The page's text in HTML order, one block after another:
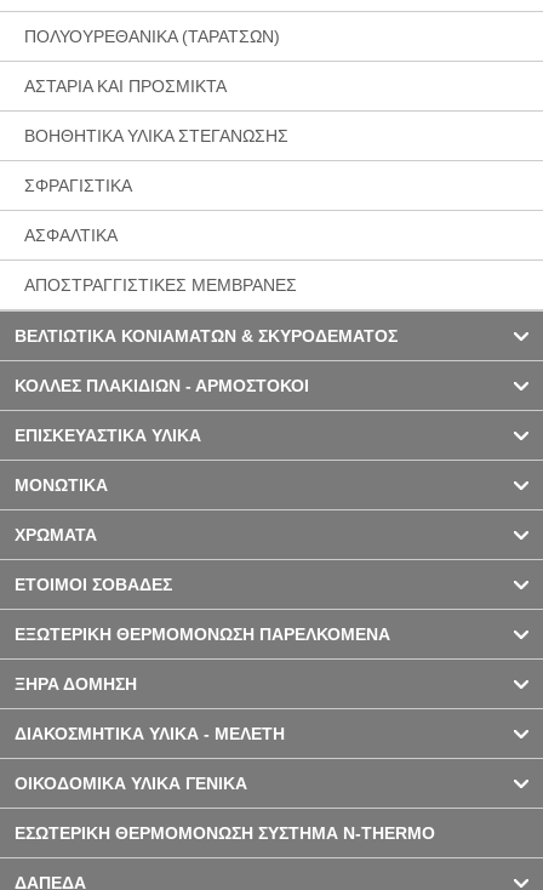
ΠΟΛΥΟΥΡΕΘΑΝΙΚΑ (ΤΑΡΑΤΣΩΝ)
ΑΣΤΑΡΙΑ ΚΑΙ ΠΡΟΣΜΙΚΤΑ
BΟΗΘΗΤΙΚΑ ΥΛΙΚΑ ΣΤΕΓΑΝΩΣΗΣ
ΣΦΡΑΓΙΣΤΙΚΑ
ΑΣΦΑΛΤΙΚΑ
ΑΠΟΣΤΡΑΓΓΙΣΤΙΚΕΣ ΜΕΜΒΡΑΝΕΣ
ΒΕΛΤΙΩΤΙΚΑ ΚΟΝΙΑΜΑΤΩΝ & ΣΚΥΡΟΔΕΜΑΤΟΣ
ΚΟΛΛΕΣ ΠΛΑΚΙΔΙΩΝ - ΑΡΜΟΣΤΟΚΟΙ
ΕΠΙΣΚΕΥΑΣΤΙΚΑ ΥΛΙΚΑ
ΜΟΝΩΤΙΚΑ
ΧΡΩΜΑΤΑ
ΕΤΟΙΜΟΙ ΣΟΒΑΔΕΣ
ΕΞΩΤΕΡΙΚΗ ΘΕΡΜΟΜΟΝΩΣΗ ΠΑΡΕΛΚΟΜΕΝΑ
ΞΗΡΑ ΔΟΜΗΣΗ
ΔΙΑΚΟΣΜΗΤΙΚΑ ΥΛΙΚΑ - ΜΕΛΕΤΗ
ΟΙΚΟΔΟΜΙΚΑ ΥΛΙΚΑ ΓΕΝΙΚΑ
ΕΣΩΤΕΡΙΚΗ ΘΕΡΜΟΜΟΝΩΣΗ ΣΥΣΤΗΜΑ N-THERMO
ΔΑΠΕΔΑ